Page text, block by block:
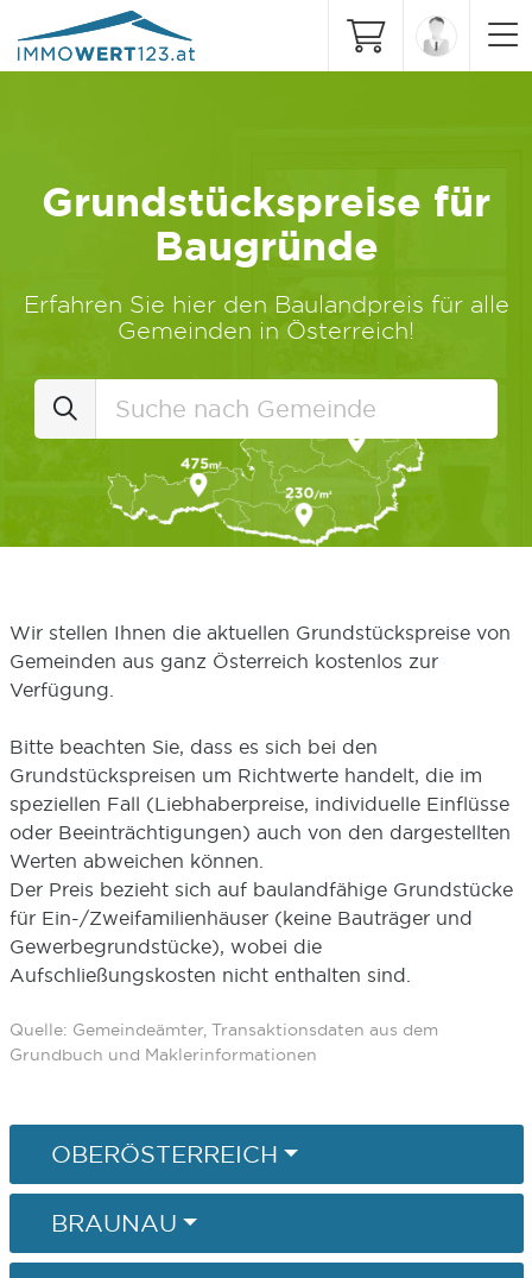
Grundstückspreise für
Baugründe
Erfahren Sie hier den Baulandpreis für alle
Gemeinden in Österreich!
Wir stellen Ihnen die aktuellen Grundstückspreise von
Gemeinden aus ganz Österreich kostenlos zur
Verfügung.
Bitte beachten Sie, dass es sich bei den
Grundstückspreisen um Richtwerte handelt, die im
speziellen Fall (Liebhaberpreise, individuelle Einflüsse
oder Beeinträchtigungen) auch von den dargestellten
Werten abweichen können.
Der Preis bezieht sich auf baulandfähige Grundstücke
für Ein-/Zweifamilienhäuser (keine Bauträger und
Gewerbegrundstücke), wobei die
Aufschließungskosten nicht enthalten sind.
Quelle: Gemeindeämter, Transaktionsdaten aus dem
Grundbuch und Maklerinformationen
OBERÖSTERREICH
BRAUNAU